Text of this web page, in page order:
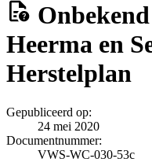
Onbekend
Heerma en
Herstelplan
Gepubliceerd op:
24 mei 2020
Documentnummer:
VWS-WC-030-53c